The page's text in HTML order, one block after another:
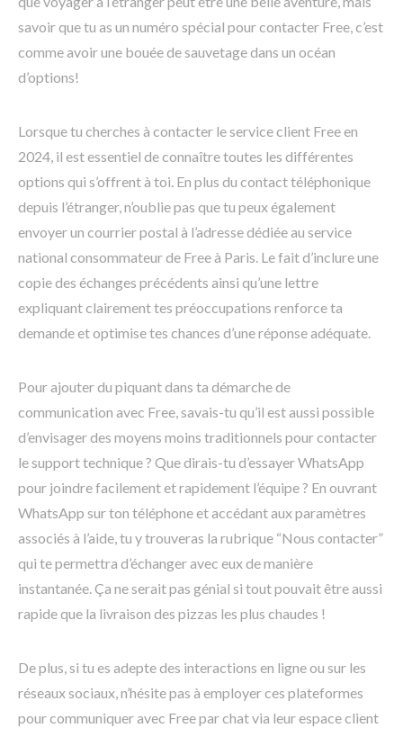
savoir que tu as un numéro spécial pour contacter Free, c’est
comme avoir une bouée de sauvetage dans un océan
d’options!
Lorsque tu cherches à contacter le service client Free en
2024, il est essentiel de connaître toutes les différentes
options qui s’offrent à toi. En plus du contact téléphonique
depuis l’étranger, n’oublie pas que tu peux également
envoyer un courrier postal à l’adresse dédiée au service
national consommateur de Free à Paris. Le fait d’inclure une
copie des échanges précédents ainsi qu’une lettre
expliquant clairement tes préoccupations renforce ta
demande et optimise tes chances d’une réponse adéquate.
Pour ajouter du piquant dans ta démarche de
communication avec Free, savais-tu qu’il est aussi possible
d’envisager des moyens moins traditionnels pour contacter
le support technique ? Que dirais-tu d’essayer WhatsApp
pour joindre facilement et rapidement l’équipe ? En ouvrant
WhatsApp sur ton téléphone et accédant aux paramètres
associés à l’aide, tu y trouveras la rubrique “Nous contacter”
qui te permettra d’échanger avec eux de manière
instantanée. Ça ne serait pas génial si tout pouvait être aussi
rapide que la livraison des pizzas les plus chaudes !
De plus, si tu es adepte des interactions en ligne ou sur les
réseaux sociaux, n’hésite pas à employer ces plateformes
pour communiquer avec Free par chat via leur espace client